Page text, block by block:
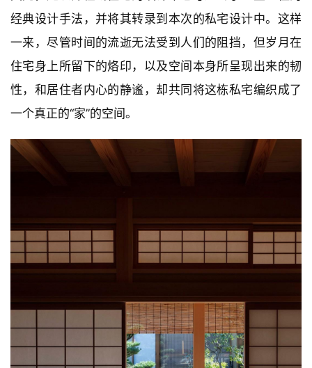
经典设计手法，并将其转录到本次的私宅设计中。这样
一来，尽管时间的流逝无法受到人们的阻挡，但岁月在
住宅身上所留下的烙印，以及空间本身所呈现出来的韧
性，和居住者内心的静谧，却共同将这栋私宅编织成了
一个真正的“家”的空间。